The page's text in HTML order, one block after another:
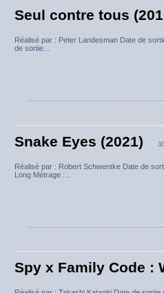
Seul contre tous
Réalisé par : Peter Landesman Date de
de sortie...
Snake Eyes (2021)
Réalisé par : Robert Schwentke Date de
Long Métrage :...
Spy x Family Code :